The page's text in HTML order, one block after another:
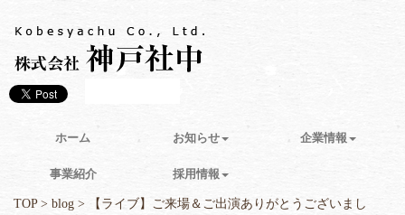
ホーム お知らせ 企業情報
事業紹介 採用情報
TOP> blog > 【ライブ】ご来場＆ご出演ありがとうございまし